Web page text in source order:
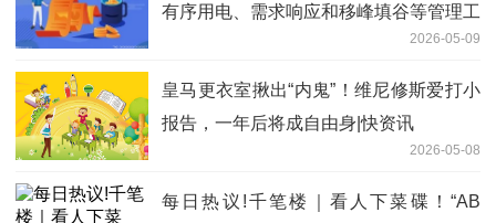
有序用电、需求响应和移峰填谷等管理工
2026-05-09
皇马更衣室揪出“内鬼”！维尼修斯爱打小
报告，一年后将成自由身|快资讯
2026-05-08
每日热议!千笔楼｜看人下菜碟！“AB